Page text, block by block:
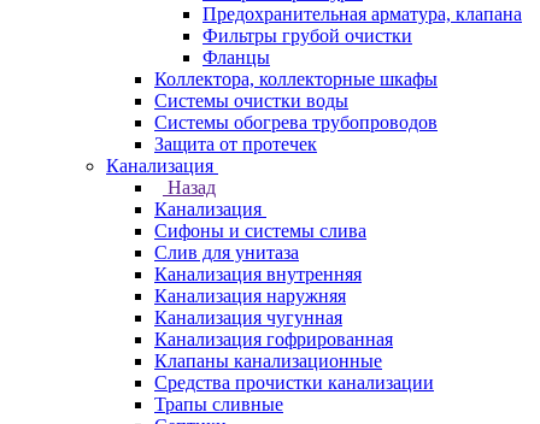
Предохранительная арматура, клапана
Фильтры грубой очистки
Фланцы
Коллектора, коллекторные шкафы
Системы очистки воды
Системы обогрева трубопроводов
Защита от протечек
Канализация
Назад
Канализация
Сифоны и системы слива
Слив для унитаза
Канализация внутренняя
Канализация наружняя
Канализация чугунная
Канализация гофрированная
Клапаны канализационные
Средства прочистки канализации
Трапы сливные